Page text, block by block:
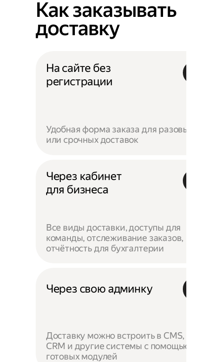
Как заказывать
доставку
На сайте без
регистрации
Удобная форма заказа для разовых
или срочных доставок
Через кабинет
для бизнеса
Все виды доставки, доступы для
команды, отслеживание заказов,
отчётность для бухгалтерии
Через свою админку
Доставку можно встроить в CMS,
CRM и другие системы с помощью
готовых модулей